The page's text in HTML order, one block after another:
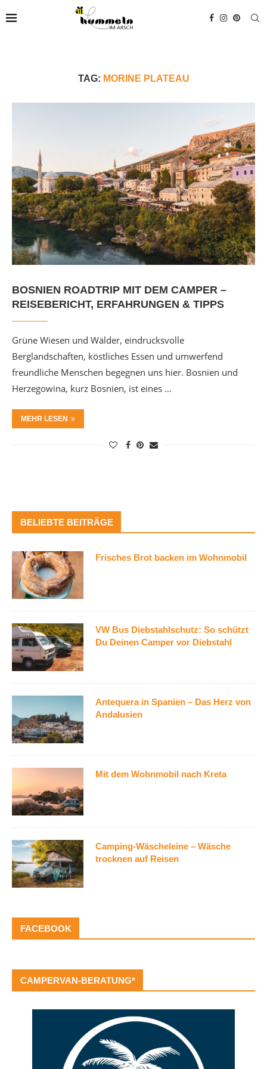
TAG: MORINE PLATEAU
BOSNIEN ROADTRIP MIT DEM CAMPER –
REISEBERICHT, ERFAHRUNGEN & TIPPS
Grüne Wiesen und Wälder, eindrucksvolle
Berglandschaften, köstliches Essen und umwerfend
freundliche Menschen begegnen uns hier. Bosnien und
Herzegowina, kurz Bosnien, ist eines …
MEHR LESEN
BELIEBTE BEITRÄGE
Frisches Brot backen im Wohnmobil
VW Bus Diebstahlschutz: So schützt
Du Deinen Camper vor Diebstahl
Antequera in Spanien – Das Herz von
Andalusien
Mit dem Wohnmobil nach Kreta
Camping-Wäscheleine – Wäsche
trocknen auf Reisen
FACEBOOK
CAMPERVAN-BERATUNG*